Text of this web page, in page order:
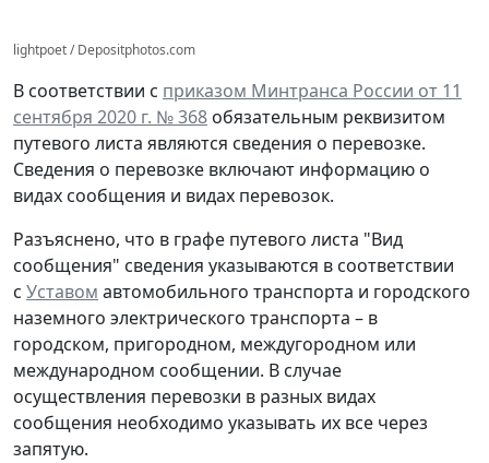
lightpoet / Depositphotos.com
В соответствии с приказом Минтранса России от 11
сентября 2020 г. № 368 обязательным реквизитом
путевого листа являются сведения о перевозке.
Сведения о перевозке включают информацию о
видах сообщения и видах перевозок.
Разъяснено, что в графе путевого листа "Вид
сообщения" сведения указываются в соответствии
с Уставом автомобильного транспорта и городского
наземного электрического транспорта – в
городском, пригородном, междугородном или
международном сообщении. В случае
осуществления перевозки в разных видах
сообщения необходимо указывать их все через
запятую.